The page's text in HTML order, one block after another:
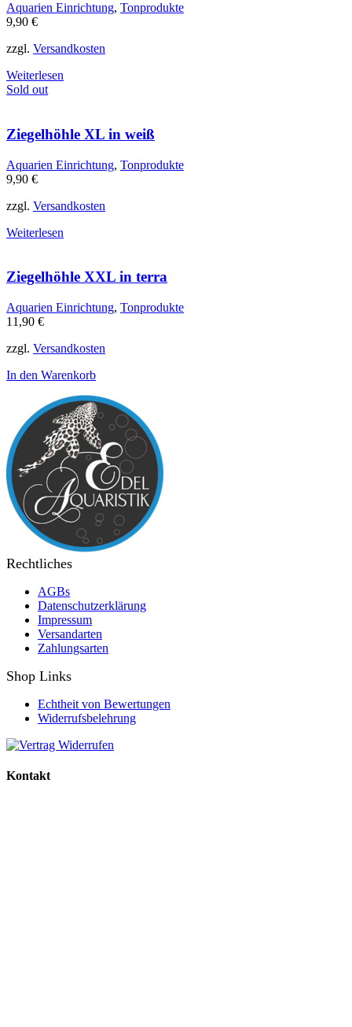
Aquarien Einrichtung, Tonprodukte
9,90 €
zzgl. Versandkosten
Weiterlesen
Sold out
Ziegelhöhle XL in weiß
Aquarien Einrichtung, Tonprodukte
9,90 €
zzgl. Versandkosten
Weiterlesen
Ziegelhöhle XXL in terra
Aquarien Einrichtung, Tonprodukte
11,90 €
zzgl. Versandkosten
In den Warenkorb
Rechtliches
AGBs
Datenschutzerklärung
Impressum
Versandarten
Zahlungsarten
Shop Links
Echtheit von Bewertungen
Widerrufsbelehrung
Kontakt